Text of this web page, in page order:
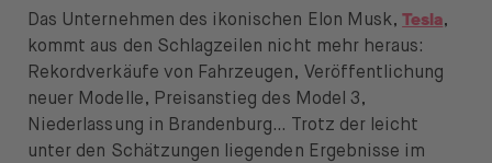
Über uns
Karriere
Presse
Das Unternehmen des ikonischen Elon Musk,Tesla,
kommt aus den Schlagzeilen nicht mehr heraus:
Rekordverkäufe von Fahrzeugen, Veröffentlichung
neuer Modelle, Preisanstieg des Model 3,
Niederlassung in Brandenburg… Trotz der leicht
unter den Schätzungen liegenden Ergebnisse im